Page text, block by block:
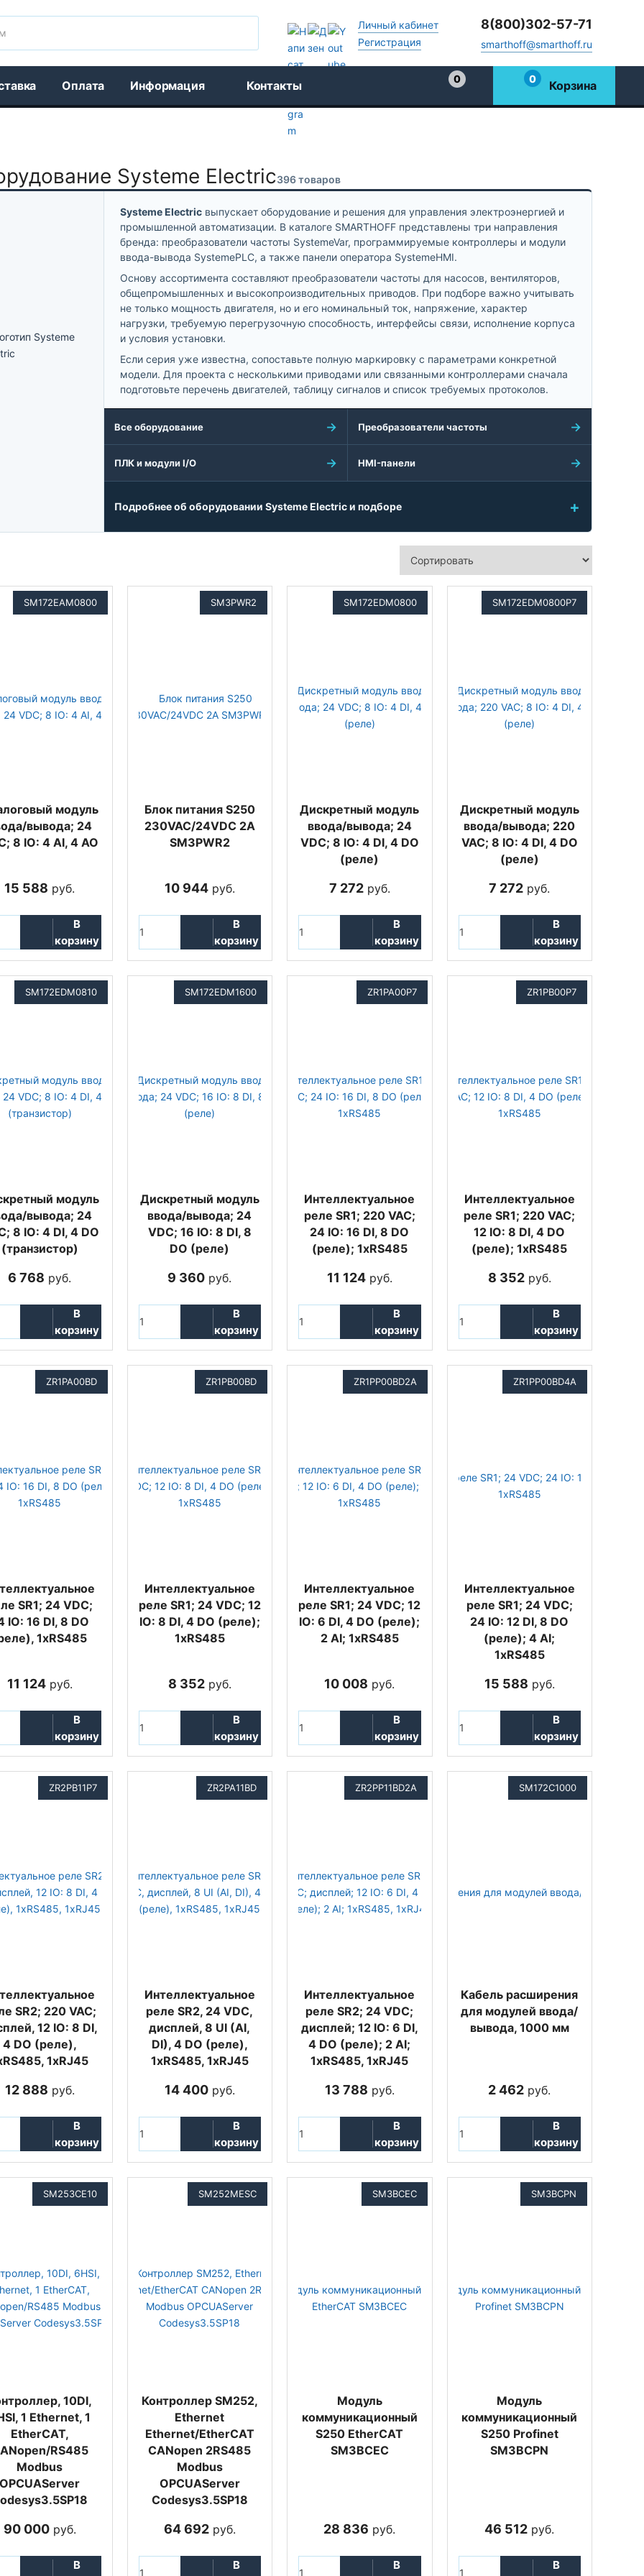
Личный кабинет
Регистрация
8(800)302-57-71
smarthoff@smarthoff.ru
Оплата Информация Контакты
0
0 Корзина
Systeme Electric396 товаров
Systeme Electric выпускает оборудование и решения для управления электроэнергией и
промышленной автоматизации. В каталоге SMARTHOFF представлены три направления
бренда: преобразователи частоты SystemeVar, программируемые контроллеры и модули
ввода-вывода SystemePLC, а также панели оператора SystemeHMI.
Основу ассортимента составляют преобразователи частоты для насосов, вентиляторов,
общепромышленных и высокопроизводительных приводов. При подборе важно учитывать
не только мощность двигателя, но и его номинальный ток, напряжение, характер
нагрузки, требуемую перегрузочную способность, интерфейсы связи, исполнение корпуса
и условия установки.
Если серия уже известна, сопоставьте полную маркировку с параметрами конкретной
модели. Для проекта с несколькими приводами или связанными контроллерами сначала
подготовьте перечень двигателей, таблицу сигналов и список требуемых протоколов.
Все оборудование Преобразователи частоты
ПЛК и модули I/O HMI-панели
Подробнее об оборудовании Systeme Electric и подборе
SM172EAM0800
модуль
вывода; 24
8 IO: 4 AI, 4 AO
15 588 руб.
В
корзину
SM3PWR2
Блок питания S250
230VAC/24VDC 2A
SM3PWR2
10 944руб.
В
корзину
SM172EDM0800
Дискретный модуль
ввода/вывода; 24
VDC; 8 IO: 4 DI, 4 DO
(реле)
7 272руб.
В
корзину
SM172EDM0800P7
Дискретный модуль
ввода/вывода; 220
VAC; 8 IO: 4 DI, 4 DO
(реле)
7 272 руб.
В
корзину
SM172EDM0810
модуль
вывода; 24
8 IO: 4 DI, 4 DO
(транзистор)
6 768 руб.
В
корзину
SM172EDM1600
Дискретный модуль
ввода/вывода; 24
VDC; 16 IO: 8 DI, 8
DO (реле)
9 360 руб.
В
корзину
ZR1PA00P7
Интеллектуальное
реле SR1; 220 VAC;
24 IO: 16 DI, 8 DO
(реле); 1xRS485
11 124руб.
В
корзину
ZR1PB00P7
Интеллектуальное
реле SR1; 220 VAC;
12 IO: 8 DI, 4 DO
(реле); 1xRS485
8 352руб.
В
корзину
ZR1PA00BD
SR1; 24 VDC;
IO: 16 DI, 8 DO
1xRS485
11 124руб.
В
корзину
ZR1PB00BD
Интеллектуальное
реле SR1; 24 VDC; 12
IO: 8 DI, 4 DO (реле);
1xRS485
8 352руб.
В
корзину
ZR1PP00BD2A
Интеллектуальное
реле SR1; 24 VDC; 12
IO: 6 DI, 4 DO (реле);
2 AI; 1xRS485
10 008 руб.
В
корзину
ZR1PP00BD4A
Интеллектуальное
реле SR1; 24 VDC;
24 IO: 12 DI, 8 DO
(реле); 4 AI;
1xRS485
15 588 руб.
В
корзину
ZR2PB11P7
SR2; 220 VAC;
12 IO: 8 DI,
4 DO (реле),
1xRJ45
12 888 руб.
В
корзину
ZR2PA11BD
Интеллектуальное
реле SR2, 24 VDC,
дисплей, 8 UI (AI,
DI), 4 DO (реле),
1xRS485, 1xRJ45
14 400руб.
В
корзину
ZR2PP11BD2A
Интеллектуальное
реле SR2; 24 VDC;
дисплей; 12 IO: 6 DI,
4 DO (реле); 2 AI;
1xRS485, 1xRJ45
13 788 руб.
В
корзину
SM172C1000
Кабель расширения
для модулей ввода/
вывода, 1000 мм
2 462 руб.
В
корзину
SM253CE10
10DI,
1 Ethernet, 1
EtherCAT,
RS485
Modbus
OPCUAServer
90 000руб.
В
SM252MESC
Контроллер SM252,
Ethernet
Ethernet/EtherCAT
CANopen 2RS485
Modbus
OPCUAServer
Codesys3.5SP18
64 692руб.
В
SM3BCEC
Модуль
коммуникационный
S250 EtherCAT
SM3BCEC
28 836 руб.
В
SM3BCPN
Модуль
коммуникационный
S250 Profinet
SM3BCPN
46 512 руб.
В